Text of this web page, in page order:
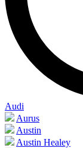
Audi
Aurus
Austin
Austin Healey